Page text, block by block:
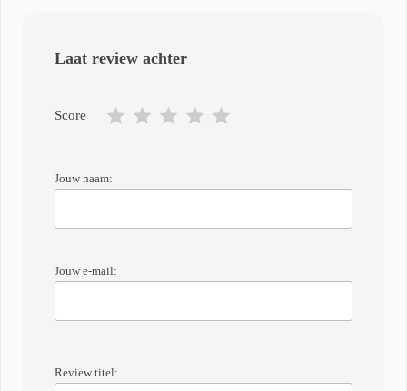
Laat review achter
Score
Jouw naam:
Jouw e-mail:
Review titel: